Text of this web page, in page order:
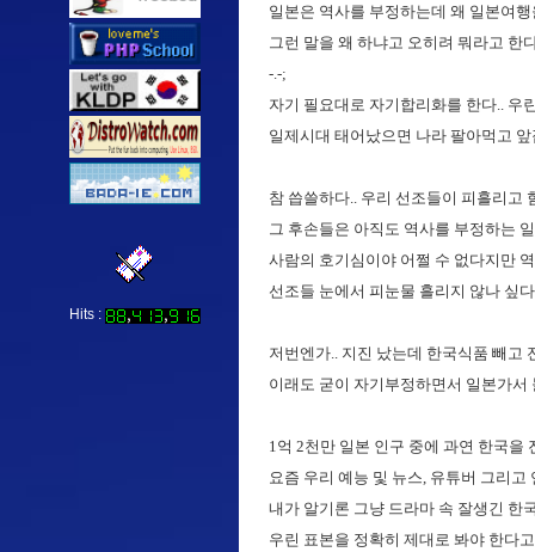
Hits :
일본은 역사를 부정하는데 왜 일본여
그런 말을 왜 하냐고 오히려 뭐라고 한
-.-;
자기 필요대로 자기합리화를 한다.. 우
일제시대 태어났으면 나라 팔아먹고
참 씁쓸하다.. 우리 선조들이 피흘리고
그 후손들은 아직도 역사를 부정하는
사람의 호기심이야 어쩔 수 없다지만
선조들 눈에서 피눈물 흘리지 않나 싶
저번엔가.. 지진 났는데 한국식품 빼고
이래도 굳이 자기부정하면서 일본가
1억 2천만 일본 인구 중에 과연 한국을
요즘 우리 예능 및 뉴스, 유튜버 그리
내가 알기론 그냥 드라마 속 잘생긴 한
우린 표본을 정확히 제대로 봐야 한다